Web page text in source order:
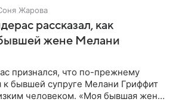
Жарова
рассказал, как
жене Мелани
признался, что по-прежнему
к бывшей супруге Мелани Гриффит
человеком. «Моя бывшая жена